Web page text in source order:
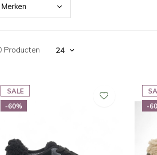
Merken
Producten
SALE
-60%
-